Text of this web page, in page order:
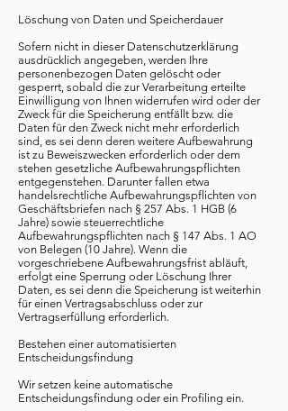
Löschung von Daten und Speicherdauer
Sofern nicht in dieser Datenschutzerklärung
ausdrücklich angegeben, werden Ihre
personenbezogen Daten gelöscht oder
gesperrt, sobald die zur Verarbeitung erteilte
Einwilligung von Ihnen widerrufen wird oder der
Zweck für die Speicherung entfällt bzw. die
Daten für den Zweck nicht mehr erforderlich
sind, es sei denn deren weitere Aufbewahrung
ist zu Beweiszwecken erforderlich oder dem
stehen gesetzliche Aufbewahrungspflichten
entgegenstehen. Darunter fallen etwa
handelsrechtliche Aufbewahrungspflichten von
Geschäftsbriefen nach § 257 Abs. 1 HGB (6
Jahre) sowie steuerrechtliche
Aufbewahrungspflichten nach § 147 Abs. 1 AO
von Belegen (10 Jahre). Wenn die
vorgeschriebene Aufbewahrungsfrist abläuft,
erfolgt eine Sperrung oder Löschung Ihrer
Daten, es sei denn die Speicherung ist weiterhin
für einen Vertragsabschluss oder zur
Vertragserfüllung erforderlich.
Bestehen einer automatisierten
Entscheidungsfindung
Wir setzen keine automatische
Entscheidungsfindung oder ein Profiling ein.